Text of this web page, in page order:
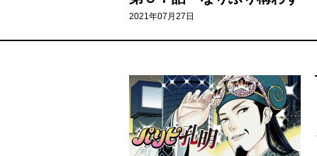
2021年07月27日